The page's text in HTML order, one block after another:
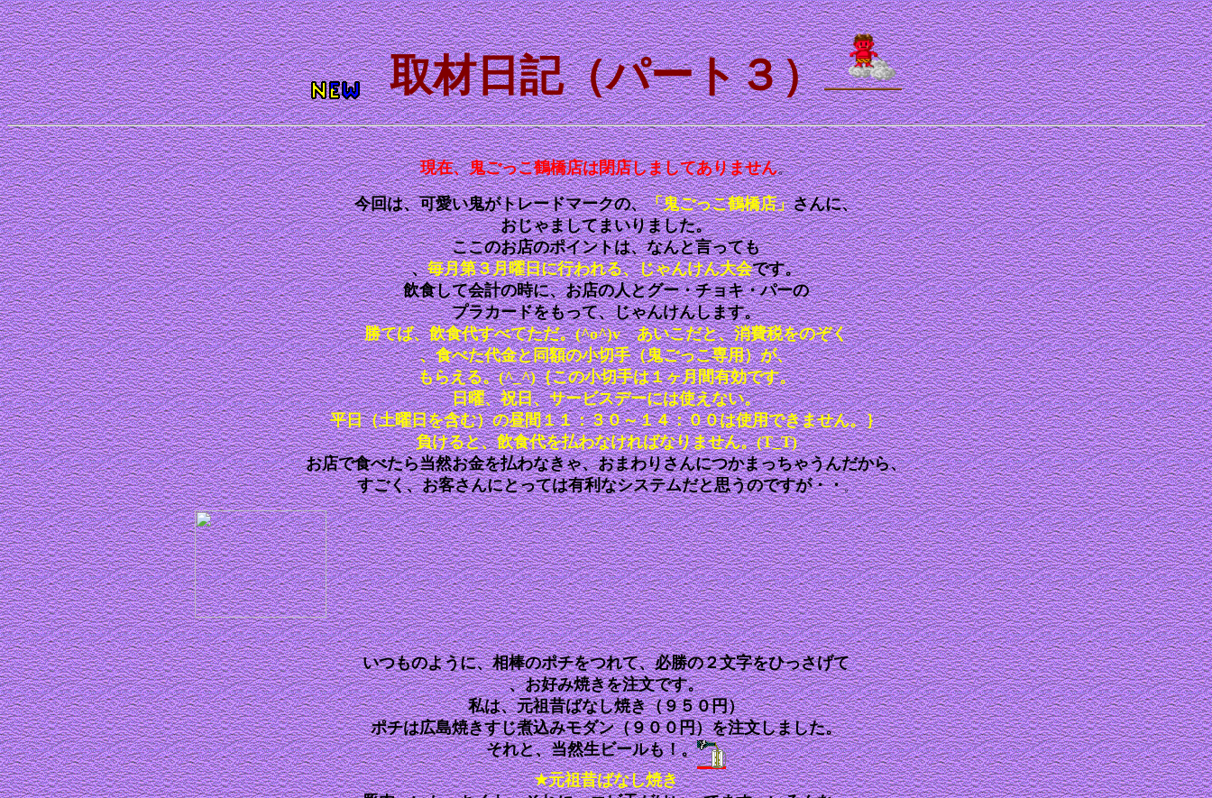
取材日記（パート３）
現在、鬼ごっこ鶴橋店は閉店しましてありません。
今回は、可愛い鬼がトレードマークの、「鬼ごっこ鶴橋店」さんに、
おじゃましてまいりました。
ここのお店のポイントは、なんと言っても
、毎月第３月曜日に行われる、じゃんけん大会です。
飲食して会計の時に、お店の人とグー・チョキ・パーの
プラカードをもって、じゃんけんします。
勝てば、飲食代すべてただ。(^o^)vあいこだと、消費税をのぞく
、食べた代金と同額の小切手（鬼ごっこ専用）が、
もらえる。(^_^)｛この小切手は１ヶ月間有効です。
日曜、祝日、サービスデーには使えない。
平日（土曜日を含む）の昼間１１：３０～１４：００は使用できません。｝
負けると、飲食代を払わなければなりません。(T_T)
お店で食べたら当然お金を払わなきゃ、おまわりさんにつかまっちゃうんだから、
すごく、お客さんにとっては有利なシステムだと思うのですが・・。
いつものように、相棒のポチをつれて、必勝の２文字をひっさげて
、お好み焼きを注文です。
私は、元祖昔ばなし焼き（９５０円）
ポチは広島焼きすじ煮込みモダン（９００円）を注文しました。
それと、当然生ビールも！。
★元祖昔ばなし焼き